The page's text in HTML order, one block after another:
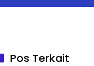
Pos Terkait